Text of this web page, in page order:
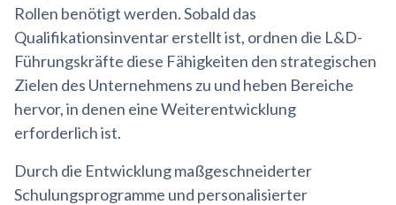
Rollen benötigt werden. Sobald das
Qualifikationsinventar erstellt ist, ordnen die L&D-
Führungskräfte diese Fähigkeiten den strategischen
Zielen des Unternehmens zu und heben Bereiche
hervor, in denen eine Weiterentwicklung
erforderlich ist.
Durch die Entwicklung maßgeschneiderter
Schulungsprogramme und personalisierter